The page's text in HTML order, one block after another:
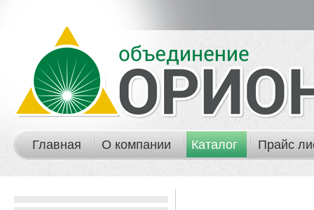
Главная О компании Каталог Прайс